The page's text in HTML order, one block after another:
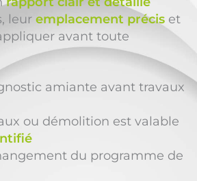
leur emplacement précis et
avant toute
amiante avant travaux
ou démolition est valable
du programme de